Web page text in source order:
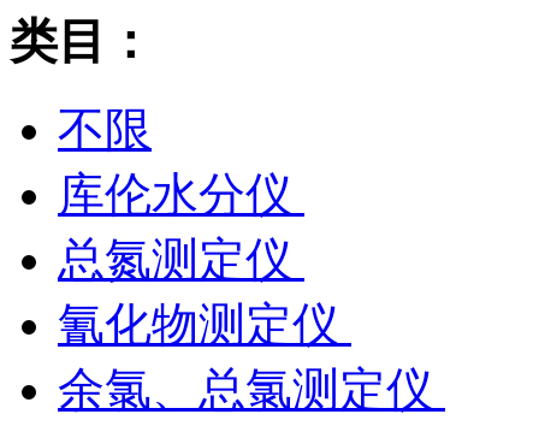
类目：
不限
库伦水分仪
总氮测定仪
氰化物测定仪
余氯、总氯测定仪